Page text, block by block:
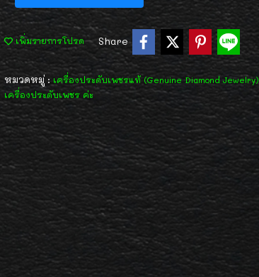
เพิ่มรายการโปรด Share
หมวดหมู่ : เครื่องประดับเพชรแท้ (Genuine Diamond Jewelry)
เครื่องประดับเพชร ค่ะ